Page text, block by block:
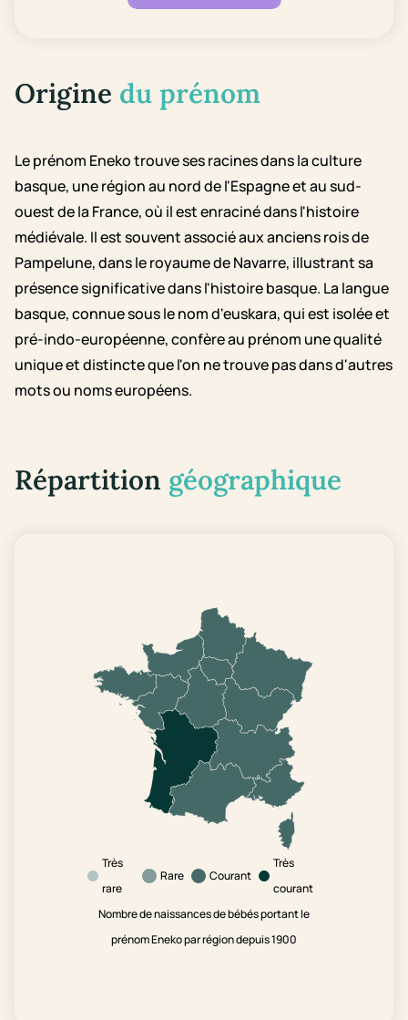
Origine du prénom
Le prénom Eneko trouve ses racines dans la culture
basque, une région au nord de l'Espagne et au sud-
ouest de la France, où il est enraciné dans l'histoire
médiévale. Il est souvent associé aux anciens rois de
Pampelune, dans le royaume de Navarre, illustrant sa
présence significative dans l'histoire basque. La langue
basque, connue sous le nom d'euskara, qui est isolée et
pré-indo-européenne, confère au prénom une qualité
unique et distincte que l'on ne trouve pas dans d'autres
mots ou noms européens.
Répartition géographique
Très
rare
Rare Courant
Très
courant
Nombre de naissances de bébés portant le
prénom Eneko par région depuis 1900